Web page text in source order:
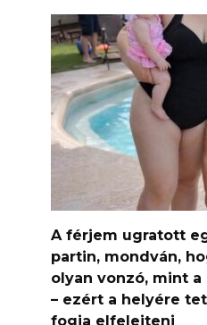
A férjem ugratott
partin, mondván,
olyan vonzó, mint
– ezért a helyére
fogja elfelejteni